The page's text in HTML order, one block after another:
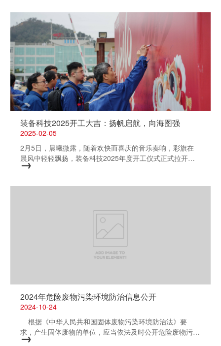
生产经营状况、市场订单以及发展规划，共同探讨企业发展
上面临的挑战与机遇。严茂林作了有关“发挥AI+赋能效应，
推动装备产业转型升级”的汇报，建议政府加大对技术方向
的引导和研发投入的激励，避免过度注重短期的产业规模。
庞邦津充分肯定了公司在智能制造、科技创新方面所做的努
力，希望玉柴装备继续在技术的前瞻性布局上发力，持续加
大产品研发投入力度，紧跟市场和技术发展趋势，提升核心
竞争力，坚定不移推动制造业向智能化、绿色化、高端化方
向迈进。
装备科技2025开工大吉：扬帆启航，向海图强
2025-02-05
2月5日，晨曦微露，随着欢快而喜庆的音乐奏响，彩旗在
晨风中轻轻飘扬，装备科技2025年度开工仪式正式拉开序
幕。 装备科技中高层管理团队在公司大门前整齐列队，以
场，员工们纷纷在签名墙上郑重留下自己的名字，寓意着新
为每位员工准备了寓意吉祥的开工利是红包，传递着新春的
美好祝愿与深切期望，激励着大家以全新的精神风貌和昂扬
的斗志迅速投入到工作中，从假期的氛围中抽离，勇敢迎接
新的挑战与机遇。 开工仪式上，关敏、郭德明等集团高管
亲临现场团拜。郭德明代表集团向装备科技全体员工致以诚
挚的新春问候和美好祝愿，并对装备科技2025年度的工作
装备科技董事长严茂林在仪式上郑重回应了集团领导的厚
望。他表示，装备科技将积极响应集团的号召，发扬智能装
备的领先优势，全力以赴实现2025年的经营目标。他强
调，全体员工要齐心协力、向海图强...
→
2024年危险废物污染环境防治信息公开
2024-10-24
根据《中华人民共和国固体废物污染环境防治法》要
求，产生固体废物的单位，应当依法及时公开危险废物污染
环境防治信息，主动接受社会监督，我公司现将2023年危
→